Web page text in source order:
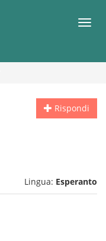
Rispondi
Lingua: Esperanto